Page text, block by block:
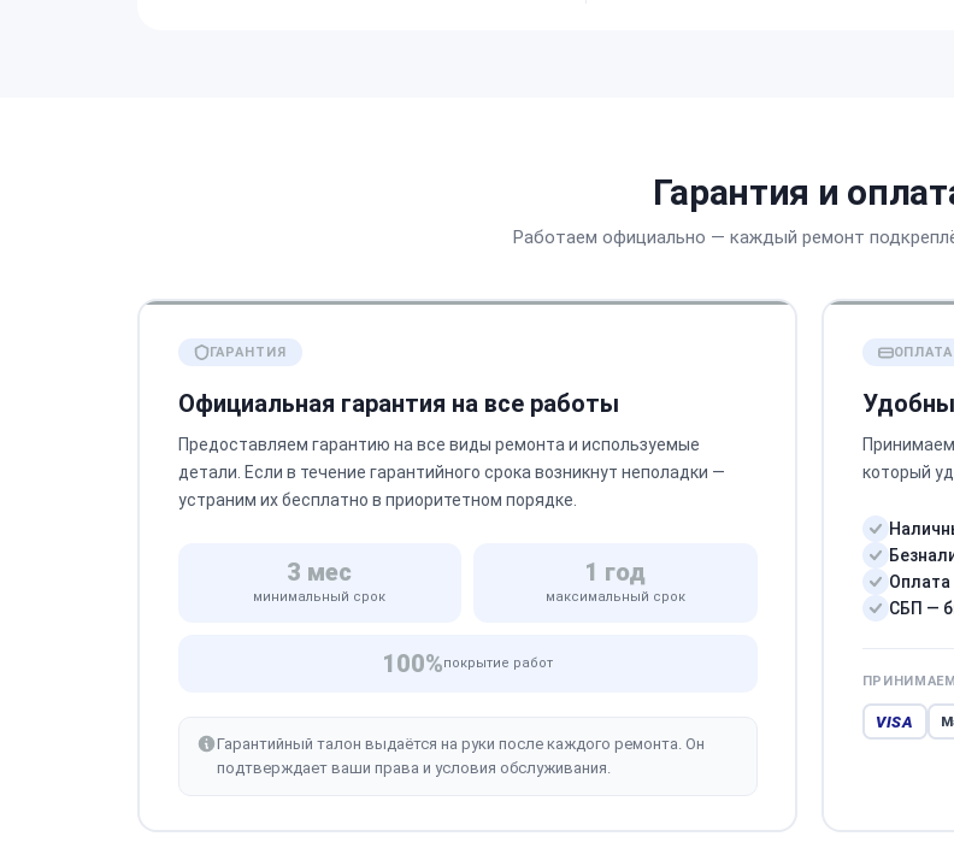
Гарантия и
Работаем официально — каждый ремонт
ГАРАНТИЯ
Официальная гарантия на все работы
Предоставляем гарантию на все виды ремонта и используемые
детали. Если в течение гарантийного срока возникнут неполадки —
устраним их бесплатно в приоритетном порядке.
3 мес
минимальный срок
1 год
максимальный срок
100%покрытие работ
Гарантийный талон выдаётся на руки после каждого ремонта. Он
подтверждает ваши права и условия обслуживания.
ОПЛАТА
который
Оплата
СБП —
VISA